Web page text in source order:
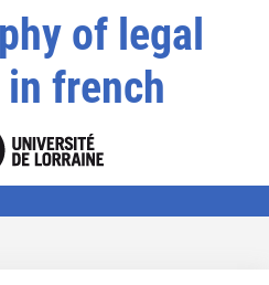
of legal
french